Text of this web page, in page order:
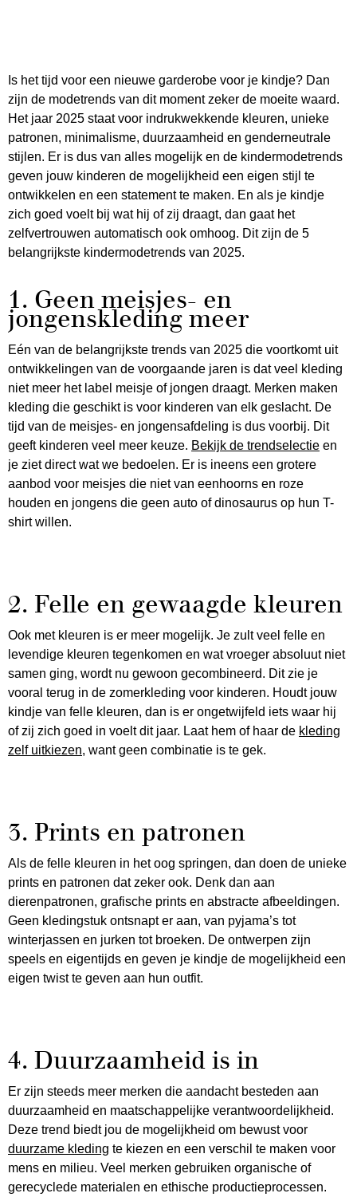
Is het tijd voor een nieuwe garderobe voor je kindje? Dan
zijn de modetrends van dit moment zeker de moeite waard.
Het jaar 2025 staat voor indrukwekkende kleuren, unieke
patronen, minimalisme, duurzaamheid en genderneutrale
stijlen. Er is dus van alles mogelijk en de kindermodetrends
geven jouw kinderen de mogelijkheid een eigen stijl te
ontwikkelen en een statement te maken. En als je kindje
zich goed voelt bij wat hij of zij draagt, dan gaat het
zelfvertrouwen automatisch ook omhoog. Dit zijn de 5
belangrijkste kindermodetrends van 2025.
1. Geen meisjes- en
jongenskleding meer
Eén van de belangrijkste trends van 2025 die voortkomt uit
ontwikkelingen van de voorgaande jaren is dat veel kleding
niet meer het label meisje of jongen draagt. Merken maken
kleding die geschikt is voor kinderen van elk geslacht. De
tijd van de meisjes- en jongensafdeling is dus voorbij. Dit
geeft kinderen veel meer keuze. Bekijk de trendselectie en
je ziet direct wat we bedoelen. Er is ineens een grotere
aanbod voor meisjes die niet van eenhoorns en roze
houden en jongens die geen auto of dinosaurus op hun T-
shirt willen.
2. Felle en gewaagde kleuren
Ook met kleuren is er meer mogelijk. Je zult veel felle en
levendige kleuren tegenkomen en wat vroeger absoluut niet
samen ging, wordt nu gewoon gecombineerd. Dit zie je
vooral terug in de zomerkleding voor kinderen. Houdt jouw
kindje van felle kleuren, dan is er ongetwijfeld iets waar hij
of zij zich goed in voelt dit jaar. Laat hem of haar de kleding
zelf uitkiezen, want geen combinatie is te gek.
3. Prints en patronen
Als de felle kleuren in het oog springen, dan doen de unieke
prints en patronen dat zeker ook. Denk dan aan
dierenpatronen, grafische prints en abstracte afbeeldingen.
Geen kledingstuk ontsnapt er aan, van pyjama’s tot
winterjassen en jurken tot broeken. De ontwerpen zijn
speels en eigentijds en geven je kindje de mogelijkheid een
eigen twist te geven aan hun outfit.
4. Duurzaamheid is in
Er zijn steeds meer merken die aandacht besteden aan
duurzaamheid en maatschappelijke verantwoordelijkheid.
Deze trend biedt jou de mogelijkheid om bewust voor
duurzame kleding te kiezen en een verschil te maken voor
mens en milieu. Veel merken gebruiken organische of
gerecyclede materialen en ethische productieprocessen.